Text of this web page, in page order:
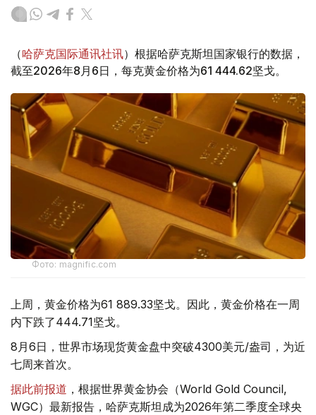
（哈萨克国际通讯社讯）根据哈萨克斯坦国家银行的数据，
截至2026年8月6日，每克黄金价格为61 444.62坚戈。
Фото: magnific.com
上周，黄金价格为61 889.33坚戈。因此，黄金价格在一周
内下跌了444.71坚戈。
8月6日，世界市场现货黄金盘中突破4300美元/盎司，为近
七周来首次。
据此前报道 ，根据世界黄金协会（World Gold Council,
WGC）最新报告，哈萨克斯坦成为2026年第二季度全球央